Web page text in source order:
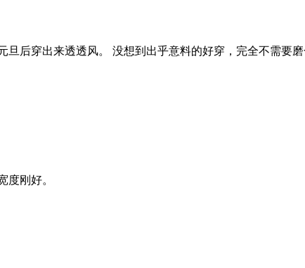
后穿出来透透风。 没想到出乎意料的好穿，完全不需要磨
度刚好。